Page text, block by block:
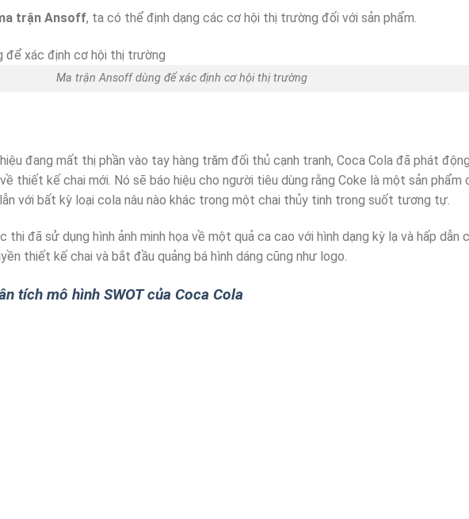
trận Ansoff, ta có thể định dạng các cơ hội thị trường đối với sản phẩm.
Ma trận Ansoff dùng để xác định cơ hội thị trường
đang mất thị phần vào tay hàng trăm đối thủ cạnh tranh, Coca Cola đã phát
thiết kế chai mới. Nó sẽ báo hiệu cho người tiêu dùng rằng Coke là một sản phẩm
với bất kỳ loại cola nâu nào khác trong một chai thủy tinh trong suốt tương tự.
thi đã sử dụng hình ảnh minh họa về một quả ca cao với hình dạng kỳ lạ và hấp dẫn
thiết kế chai và bắt đầu quảng bá hình dáng cũng như logo.
tích mô hình SWOT của Coca Cola